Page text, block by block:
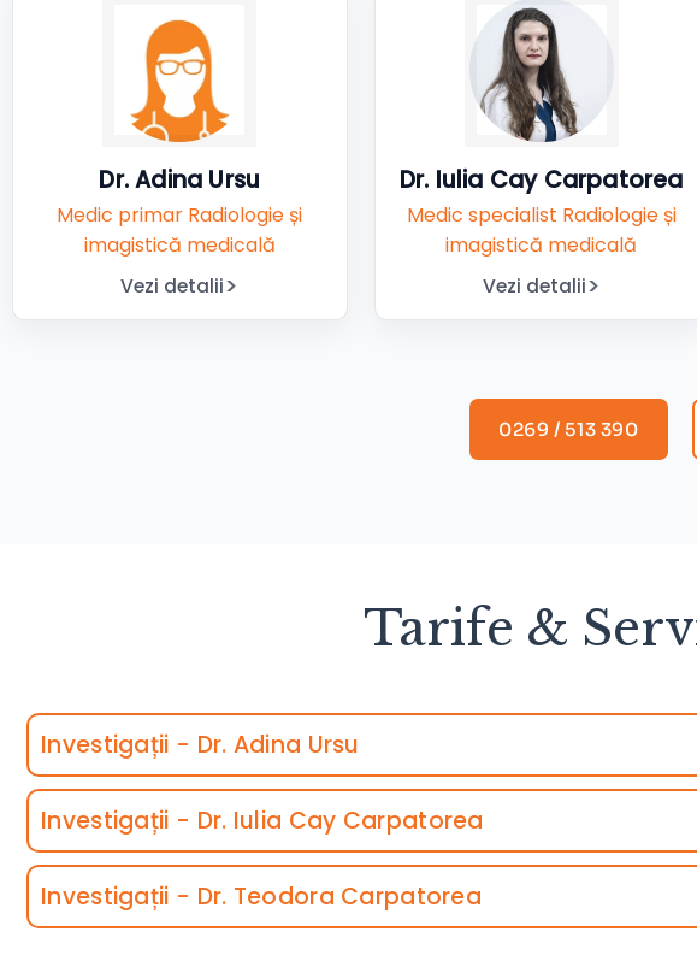
Dr. Adina Ursu
Medic primar Radiologie și
imagistică medicală
Vezi detalii
Dr. Iulia Cay Carpatorea
Medic specialist Radiologie și
imagistică medicală
Vezi detalii
0269 / 513 390
Tarife &
Investigații - Dr. Adina Ursu
Investigații - Dr. Iulia Cay Carpatorea
Investigații - Dr. Teodora Carpatorea